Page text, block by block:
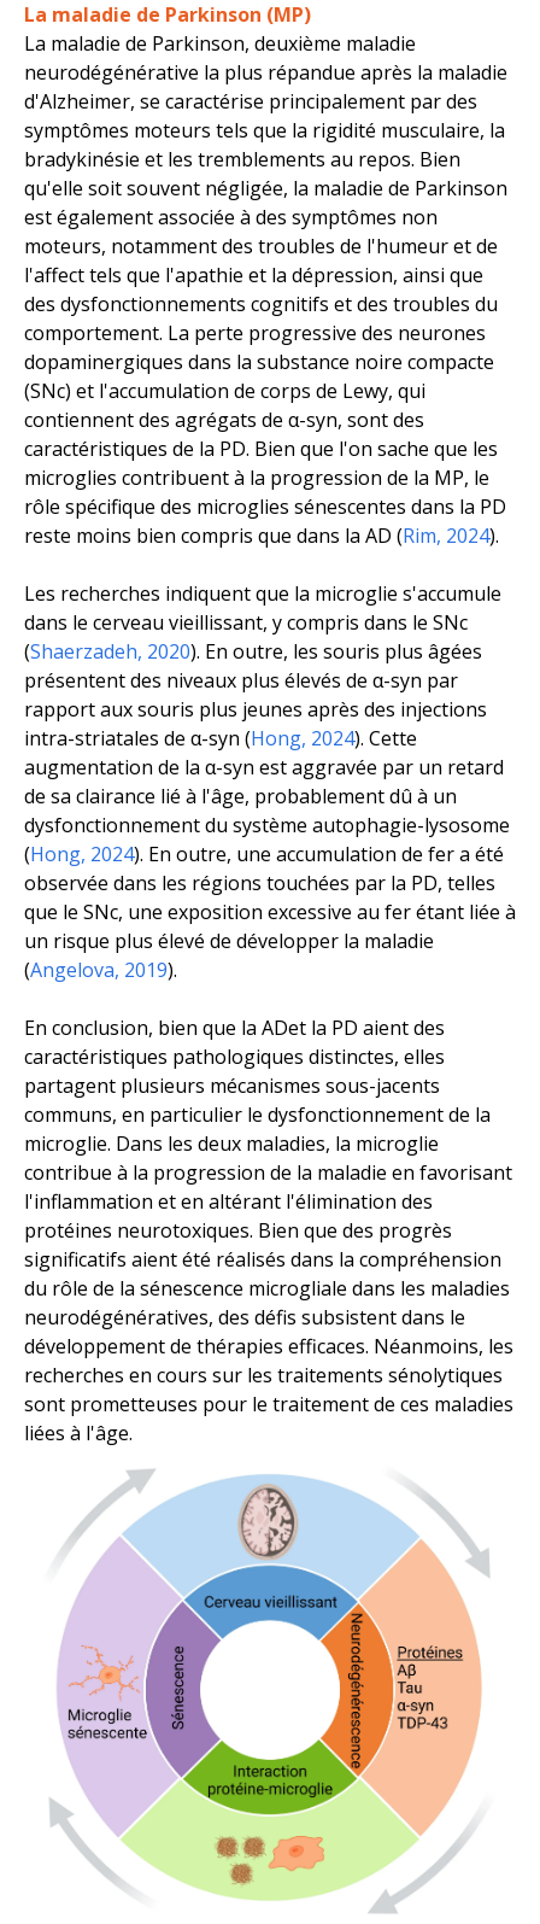
La maladie de Parkinson (MP)
La maladie de Parkinson, deuxième maladie
neurodégénérative la plus répandue après la maladie
d'Alzheimer, se caractérise principalement par des
symptômes moteurs tels que la rigidité musculaire, la
bradykinésie et les tremblements au repos. Bien
qu'elle soit souvent négligée, la maladie de Parkinson
est également associée à des symptômes non
moteurs, notamment des troubles de l'humeur et de
l'affect tels que l'apathie et la dépression, ainsi que
des dysfonctionnements cognitifs et des troubles du
comportement. La perte progressive des neurones
dopaminergiques dans la substance noire compacte
(SNc) et l'accumulation de corps de Lewy, qui
contiennent des agrégats de α-syn, sont des
caractéristiques de la PD. Bien que l'on sache que les
microglies contribuent à la progression de la MP, le
rôle spécifique des microglies sénescentes dans la PD
reste moins bien compris que dans la AD (Rim, 2024).
Les recherches indiquent que la microglie s'accumule
dans le cerveau vieillissant, y compris dans le SNc
(Shaerzadeh, 2020). En outre, les souris plus âgées
présentent des niveaux plus élevés de α-syn par
rapport aux souris plus jeunes après des injections
intra-striatales de α-syn (Hong, 2024). Cette
augmentation de la α-syn est aggravée par un retard
de sa clairance lié à l'âge, probablement dû à un
dysfonctionnement du système autophagie-lysosome
(Hong, 2024). En outre, une accumulation de fer a été
observée dans les régions touchées par la PD, telles
que le SNc, une exposition excessive au fer étant liée à
un risque plus élevé de développer la maladie
(Angelova, 2019).
En conclusion, bien que la ADet la PD aient des
caractéristiques pathologiques distinctes, elles
partagent plusieurs mécanismes sous-jacents
communs, en particulier le dysfonctionnement de la
microglie. Dans les deux maladies, la microglie
contribue à la progression de la maladie en favorisant
l'inflammation et en altérant l'élimination des
protéines neurotoxiques. Bien que des progrès
significatifs aient été réalisés dans la compréhension
du rôle de la sénescence microgliale dans les maladies
neurodégénératives, des défis subsistent dans le
développement de thérapies efficaces. Néanmoins, les
recherches en cours sur les traitements sénolytiques
sont prometteuses pour le traitement de ces maladies
liées à l'âge.